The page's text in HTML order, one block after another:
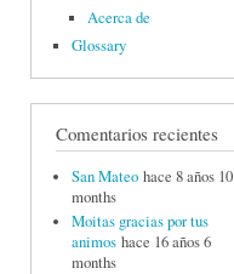
Acerca de
Glossary
Comentarios recientes
San Mateo hace 8 años 10
months
Moitas gracias por tus
animos hace 16 años 6
months